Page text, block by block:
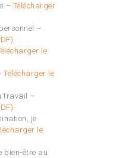
– Télécharger
–
le
Télécharger le
travail –
je
le
bien-être au